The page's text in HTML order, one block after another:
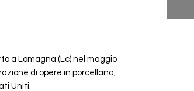
a Lomagna (Lc) nel maggio
di opere in porcellana,
Uniti.